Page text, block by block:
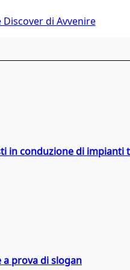
di Avvenire
in conduzione di impianti
prova di slogan